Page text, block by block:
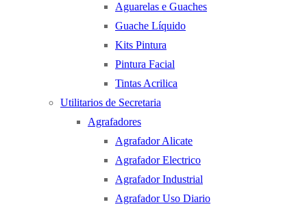
Aguarelas e Guaches
Guache Líquido
Kits Pintura
Pintura Facial
Tintas Acrilica
Utilitarios de Secretaria
Agrafadores
Agrafador Alicate
Agrafador Electrico
Agrafador Industrial
Agrafador Uso Diario